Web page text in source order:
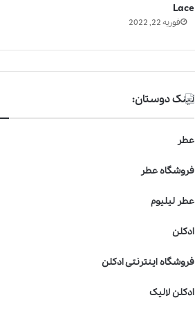
Lace
فوریه 22, 2022
لینک دوستان:
عطر
فروشگاه عطر
عطر لیلیوم
ادکلن
فروشگاه اینترنتی ادکلن
ادکلن لالیک